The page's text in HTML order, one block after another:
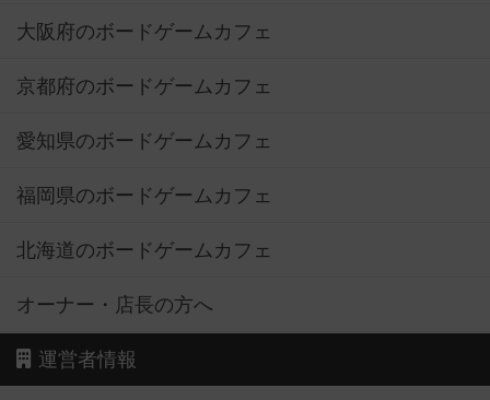
大阪府のボードゲームカフェ
京都府のボードゲームカフェ
愛知県のボードゲームカフェ
福岡県のボードゲームカフェ
北海道のボードゲームカフェ
オーナー・店長の方へ
運営者情報